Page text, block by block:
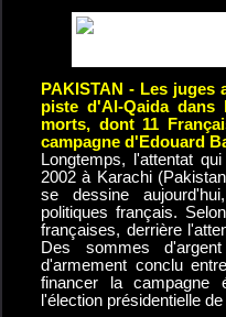
PAKISTAN - Les
piste d'Al-Qaida
morts, dont 11
campagne d'Edouard
Longtemps, l'attentat
2002 à Karachi
se dessine
politiques français.
françaises, derrière
Des sommes
d'armement conclu
financer la campagne
l'élection présidentielle